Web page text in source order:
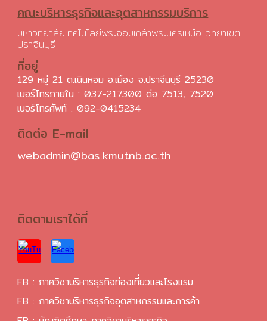
คณะบริหารธุรกิจและอุตสาหกรรมบริการ
มหาวิทยาลัยเทคโนโลยีพระจอมเกล้าพระนครเหนือ วิทยาเขต
ปราจีนบุรี
ที่อยู่
129 หมู่ 21 ต.เนินหอม อ.เมือง จ.ปราจีนบุรี 25230
เบอร์โทรภายใน : 037-217300 ต่อ 7513, 7520
เบอร์โทรศัพท์ :092-0415234
ติดต่อ E-mail
webadmin@bas.kmutnb.ac.th
ติดตามเราได้ที่
FB :ภาควิชาบริหารธุรกิจท่องเที่ยวและโรงแรม
FB :ภาควิชาบริหารธุรกิจอุตสาหกรรมและการค้า